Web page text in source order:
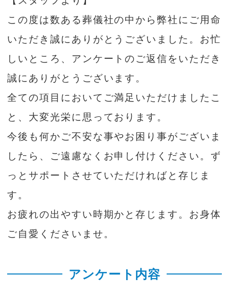
この度は数ある葬儀社の中から弊社にご用命
いただき誠にありがとうございました。お忙
しいところ、アンケートのご返信をいただき
誠にありがとうございます。
全ての項目においてご満足いただけましたこ
と、大変光栄に思っております。
今後も何かご不安な事やお困り事がございま
したら、ご遠慮なくお申し付けください。ず
っとサポートさせていただければと存じま
す。
お疲れの出やすい時期かと存じます。お身体
ご自愛くださいませ。
アンケート内容